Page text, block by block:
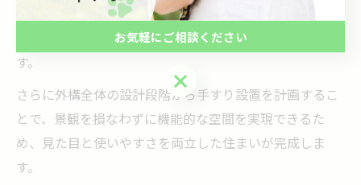
な高さで施工することが必要です。こうした配慮がある
ことで、日常の移動負担が軽減され、安心感が生まれま
す。
さらに外構全体の設計段階から手すり設置を計画するこ
とで、景観を損なわずに機能的な空間を実現できるた
め、見た目と使いやすさを両立した住まいが完成しま
す。
お気軽にご相談ください
お気軽にご相談ください